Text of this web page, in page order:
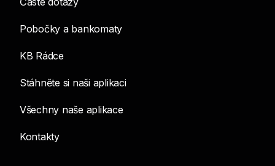
Pobočky a bankomaty
KB Rádce
Stáhněte si naši aplikaci
Všechny naše aplikace
Kontakty